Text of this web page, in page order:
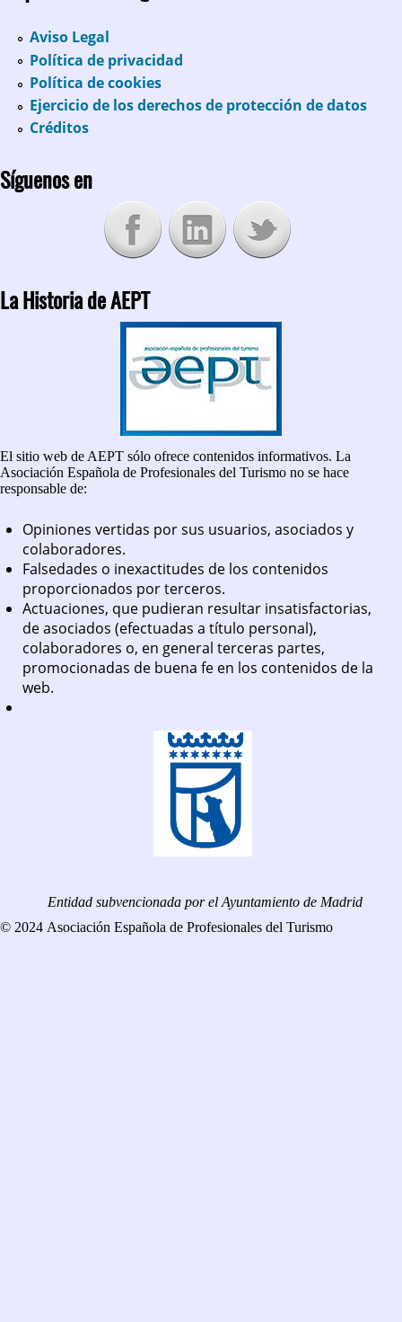
Aviso Legal
Política de privacidad
Política de cookies
Ejercicio de los derechos de protección de datos
Créditos
Síguenos en
La Historia de AEPT
El sitio web de AEPT sólo ofrece contenidos informativos. La
Asociación Española de Profesionales del Turismo no se hace
responsable de:
Opiniones vertidas por sus usuarios, asociados y
colaboradores.
Falsedades o inexactitudes de los contenidos
proporcionados por terceros.
Actuaciones, que pudieran resultar insatisfactorias,
de asociados (efectuadas a título personal),
colaboradores o, en general terceras partes,
promocionadas de buena fe en los contenidos de la
web.
Entidad subvencionada por el Ayuntamiento de Madrid
© 2024 Asociación Española de Profesionales del Turismo